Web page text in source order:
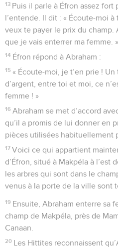
13 Puis il parle à Éfron assez
l’entende. Il dit : « Écoute-moi
veux te payer le prix du champ.
que je vais enterrer ma femme. »
14 Éfron répond à Abraham :
15 « Écoute-moi, je t’en prie !
d’argent, entre toi et moi, ce
femme ! »
16 Abraham se met d’accord
qu’il a promis de lui donner en
pièces utilisées habituellement
17 Voici ce qui appartient
d’Éfron, situé à Makpéla à l’est
les arbres qui sont dans le
venus à la porte de la ville sont
19 Ensuite, Abraham enterre sa
champ de Makpéla, près de
Canaan.
20 Les Hittites reconnaissent